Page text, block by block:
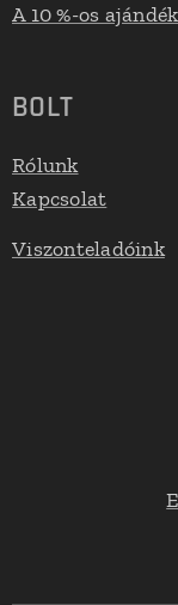
A 10 %-os
BOLT
Rólunk
Kapcsolat
Viszonteladóink